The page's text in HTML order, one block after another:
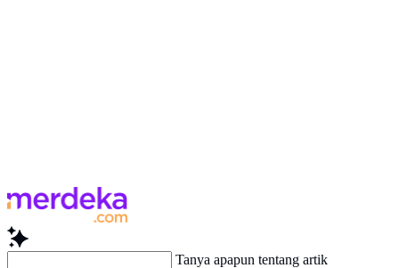
Tanya apapun tentang artikel ini...